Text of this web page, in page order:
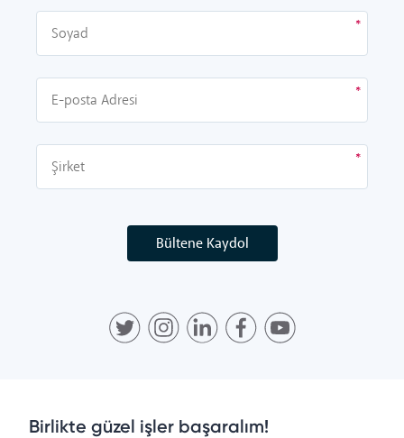
Bültene Kaydol
Birlikte güzel işler başaralım!